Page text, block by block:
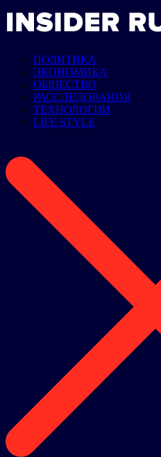
ПОЛИТИКА
ЭКОНОМИКА
ОБЩЕСТВО
РАССЛЕДОВАНИЯ
ТЕХНОЛОГИИ
LIFE STYLE